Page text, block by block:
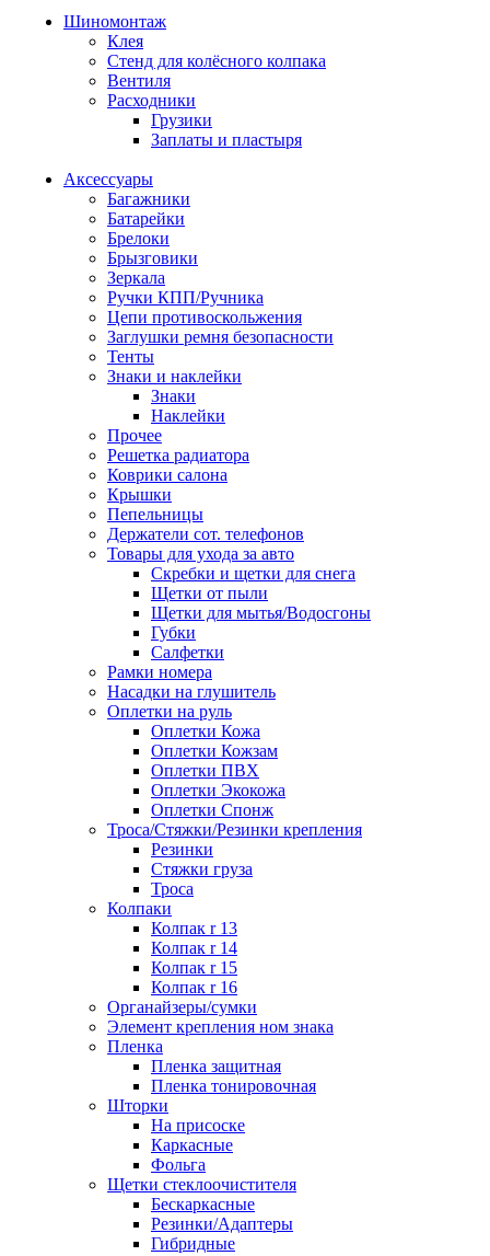
Шиномонтаж
Клея
Стенд для колёсного колпака
Вентиля
Расходники
Грузики
Заплаты и пластыря
Аксессуары
Багажники
Батарейки
Брелоки
Брызговики
Зеркала
Ручки КПП/Ручника
Цепи противоскольжения
Заглушки ремня безопасности
Тенты
Знаки и наклейки
Знаки
Наклейки
Прочее
Решетка радиатора
Коврики салона
Крышки
Пепельницы
Держатели сот. телефонов
Товары для ухода за авто
Скребки и щетки для снега
Щетки от пыли
Щетки для мытья/Водосгоны
Губки
Салфетки
Рамки номера
Насадки на глушитель
Оплетки на руль
Оплетки Кожа
Оплетки Кожзам
Оплетки ПВХ
Оплетки Экокожа
Оплетки Спонж
Троса/Стяжки/Резинки крепления
Резинки
Стяжки груза
Троса
Колпаки
Колпак r 13
Колпак r 14
Колпак r 15
Колпак r 16
Органайзеры/сумки
Элемент крепления ном знака
Пленка
Пленка защитная
Пленка тонировочная
Шторки
На присоске
Каркасные
Фольга
Щетки стеклоочистителя
Бескаркасные
Резинки/Адаптеры
Гибридные